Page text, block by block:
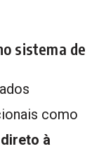
sistema de
como
à